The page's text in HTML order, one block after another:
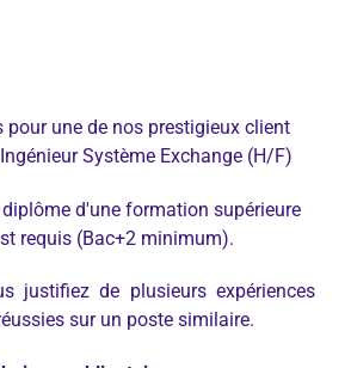
pour une de nos prestigieux client
Système Exchange (H/F)
d'une formation supérieure
requis (Bac+2 minimum).
justifiez de plusieurs expériences
sur un poste similaire.